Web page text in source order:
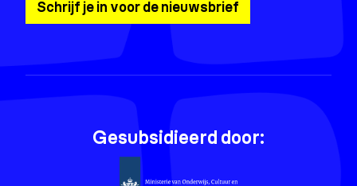
Schrijf je in voor de nieuwsbrief
Gesubsidieerd door: